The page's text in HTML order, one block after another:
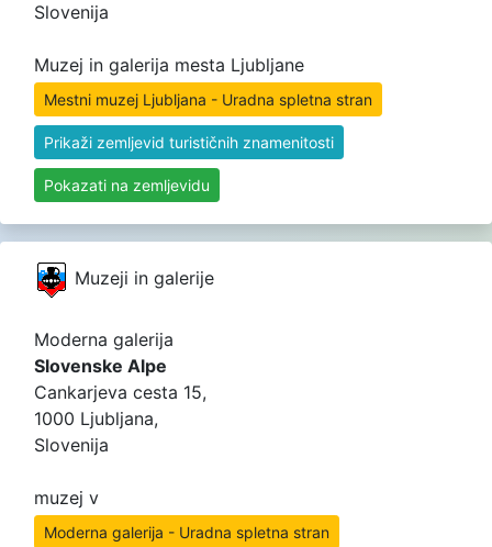
Slovenija
Muzej in galerija mesta Ljubljane
Mestni muzej Ljubljana - Uradna spletna stran
Prikaži zemljevid turističnih znamenitosti
Pokazati na zemljevidu
Muzeji in galerije
Moderna galerija
Slovenske Alpe
Cankarjeva cesta 15,
1000 Ljubljana,
Slovenija
muzej v
Moderna galerija - Uradna spletna stran